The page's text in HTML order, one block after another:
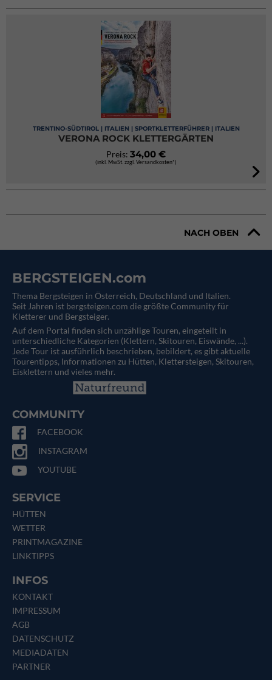
TRENTINO-SÜDTIROL | ITALIEN | SPORTKLETTERFÜHRER | ITALIEN
VERONA ROCK KLETTERGÄRTEN
Preis: 34,00 €
(inkl. MwSt. zzgl. Versandkosten*)
NACH OBEN
BERGSTEIGEN.com
Thema Bergsteigen in Österreich, Deutschland und Italien.
Seit Jahren ist bergsteigen.com die größte Community für
Kletterer und Bergsteiger.
Auf dem Portal finden sich unzählige Touren, eingeteilt in
unterschiedliche Kategorien (Klettern, Skitouren, Eiswände, ...).
Jede Tour ist ausführlich beschrieben, bebildert, es gibt aktuelle
Tourentipps, Informationen zu Hütten, Klettersteigen, Skitouren,
Eisklettern und vieles mehr.
COMMUNITY
FACEBOOK
INSTAGRAM
YOUTUBE
SERVICE
HÜTTEN
WETTER
PRINTMAGAZINE
LINKTIPPS
INFOS
KONTAKT
IMPRESSUM
AGB
DATENSCHUTZ
MEDIADATEN
PARTNER